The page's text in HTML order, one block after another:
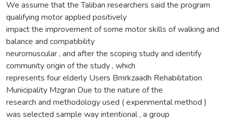
We assume that the Taliban researchers said the program
qualifying motor applied positively
impact the improvement of some motor skills of walking and
balance and compatibility
neuromuscular , and after the scoping study and identify
community origin of the study , which
represents four elderly Users Bmrkzaadh Rehabilitation
Municipality Mzgran Due to the nature of the
research and methodology used ( experimental method )
was selected sample way intentional , a group